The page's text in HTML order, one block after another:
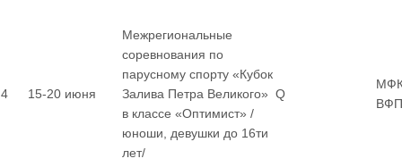
4 15-20 июня
Межрегиональные
соревнования по
парусному спорту «Кубок
Залива Петра Великого»
в классе «Оптимист» /
юноши, девушки до 16ти
лет/
Q